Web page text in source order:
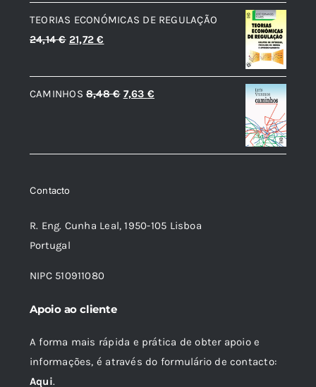
original
era:
14,69 €.
atual
é:
13,22 €.
TEORIAS ECONÓMICAS DE REGULAÇÃO
24,14€ O
original
era:
21,72€
atual
é:
CAMINHOS 8,48€ O
era:
7,63 €
é:
Contacto
R. Eng. Cunha Leal, 1950-105 Lisboa
Portugal
NIPC 510911080
Apoio ao cliente
A forma mais rápida e prática de obter apoio e
informações, é através do formulário de contacto:
Aqui.